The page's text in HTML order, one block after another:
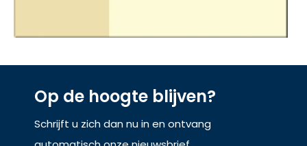
Op de hoogte blijven?
Schrijft u zich dan nu in en ontvang